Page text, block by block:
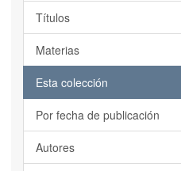
Títulos
Materias
Esta colección
Por fecha de publicación
Autores